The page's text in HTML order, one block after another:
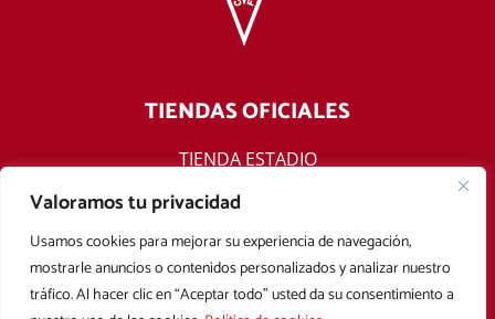
Valoramos tu privacidad
Usamos cookies para mejorar su experiencia de navegación,
mostrarle anuncios o contenidos personalizados y analizar nuestro
tráfico. Al hacer clic en “Aceptar todo” usted da su consentimiento a
TIENDAS OFICIALES
TIENDA ESTADIO
TIENDA ONLINE
F
a
c
e
T
w
i
t
Y
o
u
t
I
n
s
t